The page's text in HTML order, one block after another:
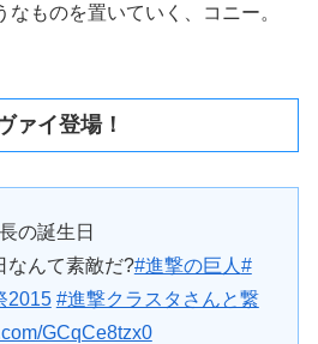
ものを置いていく、コニー。
ァイ登場！
の誕生日
なんて素敵だ?#進撃の巨人 #
2015 #進撃クラスタさんと繋
GCqCe8tzx0